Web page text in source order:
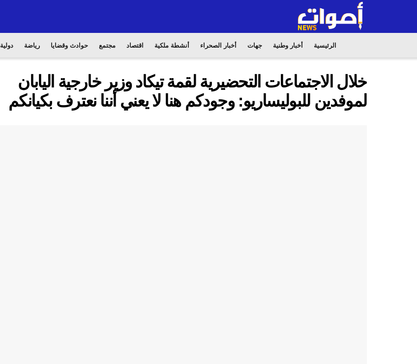
الرئيسية أخبار وطنية جهات أخبار الصحراء أنشطة ملكية اقتصاد مجتمع حوادث وقضايا رياضة دولية
خلال الاجتماعات التحضيرية لقمة تيكاد وزير خارجية اليابان
لموفدين للبوليساريو: وجودكم هنا لا يعني أننا نعترف بكيانكم